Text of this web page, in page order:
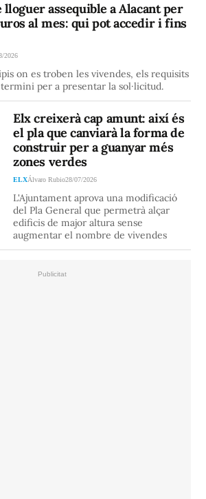
lloguer assequible a Alacant per
al mes: qui pot accedir i fins
2026
on es troben les vivendes, els requisits
per a presentar la sol·licitud.
Elx creixerà cap amunt: així és
el pla que canviarà la forma de
construir per a guanyar més
zones verdes
ELXÁlvaro Rubio28/07/2026
L'Ajuntament aprova una modificació
del Pla General que permetrà alçar
edificis de major altura sense
augmentar el nombre de vivendes